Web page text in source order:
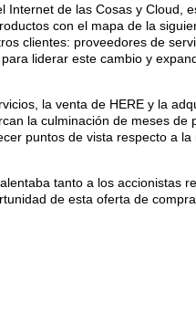
Internet de las Cosas y Cloud,
con el mapa de la
clientes: proveedores de
liderar este cambio y
la venta de HERE y la
la culminación de meses de
puntos de vista respecto a
alentaba tanto a los accionistas
de esta oferta de